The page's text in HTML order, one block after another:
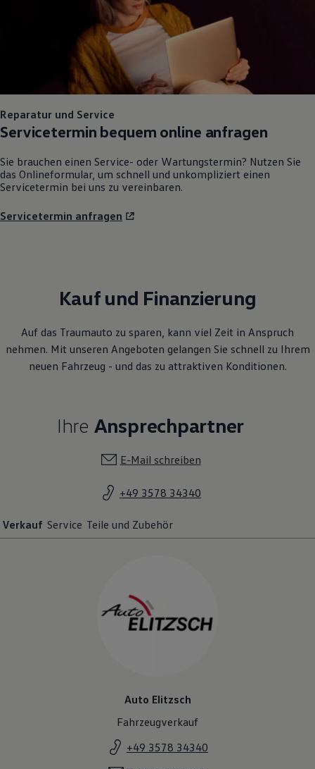
Reparatur und Service
Servicetermin bequem online anfragen
Sie brauchen einen Service- oder Wartungstermin? Nutzen Sie
das Onlineformular, um schnell und unkompliziert einen
Servicetermin bei uns zu vereinbaren.
Servicetermin anfragen
Kauf und Finanzierung
Auf das Traumauto zu sparen, kann viel Zeit in Anspruch
nehmen. Mit unseren Angeboten gelangen Sie schnell zu Ihrem
neuen Fahrzeug - und das zu attraktiven Konditionen.
Ihre Ansprechpartner
E-Mail schreiben
+49 3578 34340
Verkauf Service Teile und Zubehör
Auto Elitzsch
Fahrzeugverkauf
+49 3578 34340